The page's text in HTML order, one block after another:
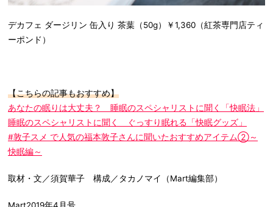
デカフェ ダージリン 缶入り 茶葉（50g）￥1,360（紅茶専門店ティ
ーポンド）
【こちらの記事もおすすめ】
あなたの眠りは大丈夫？ 睡眠のスペシャリストに聞く「快眠法」
睡眠のスペシャリストに聞く ぐっすり眠れる「快眠グッズ」
#敦子スメ で人気の福本敦子さんに聞いたおすすめアイテム②～
快眠編～
取材・文／須賀華子 構成／タカノマイ（Mart編集部）
Mart2019年4月号